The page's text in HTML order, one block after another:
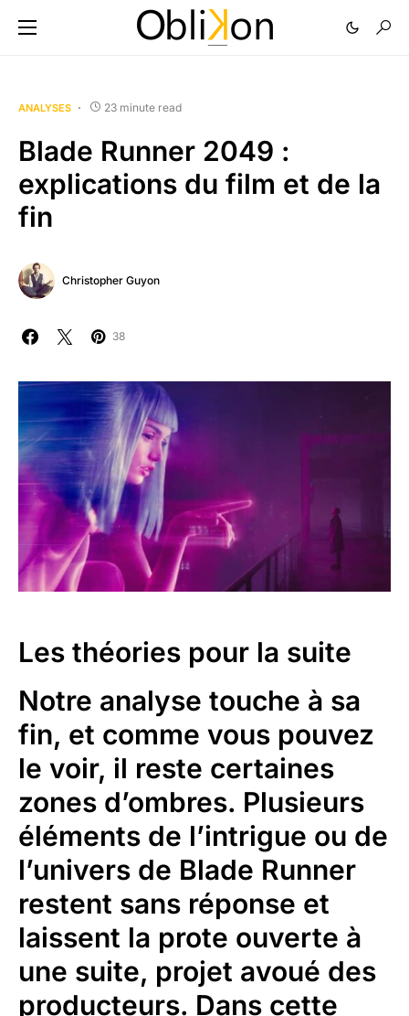
ANALYSES 23 minute read
Blade Runner 2049 :
explications du film et de la
fin
Christopher Guyon
38
Les théories pour la suite
Notre analyse touche à sa
fin, et comme vous pouvez
le voir, il reste certaines
zones d’ombres. Plusieurs
éléments de l’intrigue ou de
l’univers de Blade Runner
restent sans réponse et
laissent la prote ouverte à
une suite, projet avoué des
producteurs. Dans cette